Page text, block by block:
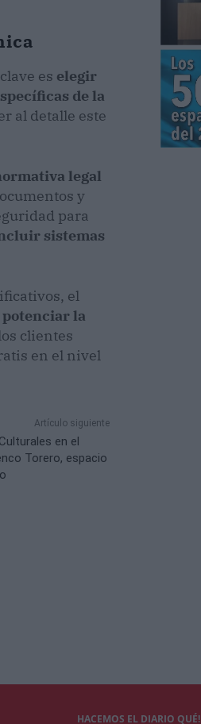
es elegir
de la
al detalle este
legal
y
para
sistemas
el
la
clientes
en el nivel
Artículo siguiente
en el
Torero, espacio
HACEMOS EL DIARIO QUÉ!